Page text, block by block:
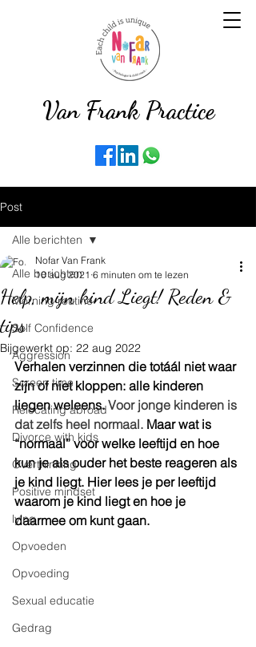
Van Frank Practice
Post
Alle berichten
Morning routine
Self Confidence
Aggression
Screen time
Relocating abroad
Divorce with kids
Overthinking
Positive mindset
lying
Opvoeden
Opvoeding
Sexual educatie
Gedrag
Alle berichten
Help, mijn kind Liegt! Reden &
tips
Nofar Van Frank
10 aug 2021 6 minuten om te lezen
Bijgewerkt op: 22 aug 2022
Verhalen verzinnen die totáál niet waar
zijn of niet kloppen: alle kinderen
liegen weleens. Voor jonge kinderen is
dat zelfs heel normaal. Maar wat is
“normaal” voor welke leeftijd en hoe
kun je als ouder het beste reageren als
je kind liegt. Hier lees je per leeftijd
waarom je kind liegt en hoe je
daarmee om kunt gaan.